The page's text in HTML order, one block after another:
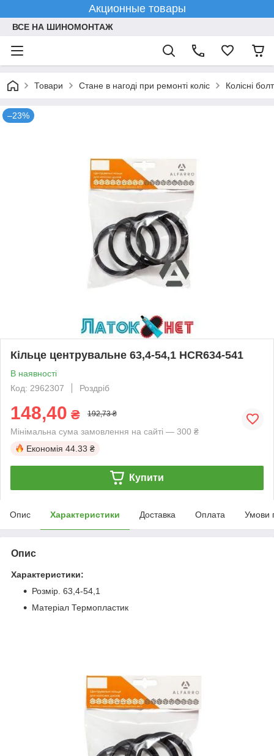
Акционные товары
ВСЕ НА ШИНОМОНТАЖ
Товари Стане в нагоді при ремонті коліс Колісні
–23%
Кільце центрувальне 63,4-54,1 HCR634-541
В наявності
Код: 2962307
Роздріб
148,40 ₴ 192,73 ₴
Мінімальна сума замовлення на сайті — 300 ₴
Економія 44.33 ₴
Купити
Опис Характеристики Доставка Оплата Умови
Опис
Характеристики:
Розмір. 63,4-54,1
Матеріал Термопластик